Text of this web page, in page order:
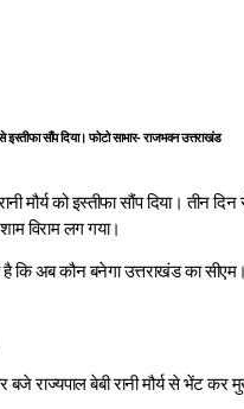
सौंप दिया। फोटो साभार- राजभवन उत्तराखंड
मौर्य को इस्तीफा सौंप दिया। तीन
विराम लग गया।
कि अब कौन बनेगा उत्तराखंड का
राज्यपाल बेबी रानी मौर्य से भेंट कर